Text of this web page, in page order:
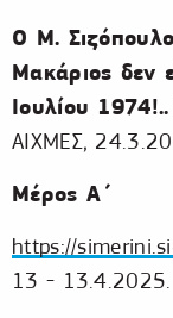
Ο Μ.
Μακάριος δεν
Ιουλίου 1974!..
ΑΙΧΜΕΣ,
Μέρος Α΄
https://
13 - 13.4.2025.